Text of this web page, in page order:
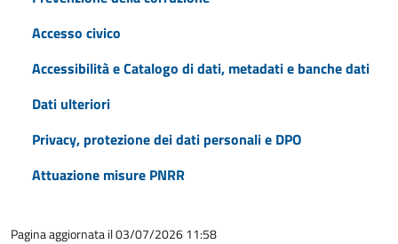
Accesso civico
Accessibilità e Catalogo di dati, metadati e banche dati
Dati ulteriori
Privacy, protezione dei dati personali e DPO
Attuazione misure PNRR
Pagina aggiornata il 03/07/2026 11:58